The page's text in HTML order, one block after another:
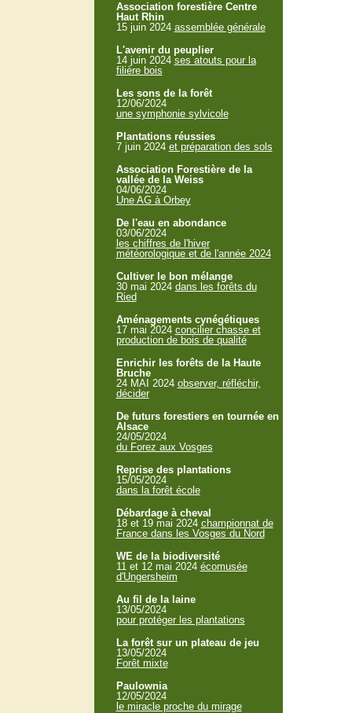
Association forestière Centre
Haut Rhin
15 juin 2024 assemblée générale
L'avenir du peuplier
14 juin 2024 ses atouts pour la
filière bois
Les sons de la forêt
12/06/2024
une symphonie sylvicole
Plantations réussies
7 juin 2024 et préparation des sols
Association Forestière de la
vallée de la Weiss
04/06/2024
Une AG à Orbey
De l'eau en abondance
03/06/2024
les chiffres de l'hiver
météorologique et de l'année 2024
Cultiver le bon mélange
30 mai 2024 dans les forêts du
Ried
Aménagements cynégétiques
17 mai 2024 concilier chasse et
production de bois de qualité
Enrichir les forêts de la Haute
Bruche
24 MAI 2024 observer, réfléchir,
décider
De futurs forestiers en tournée en
Alsace
24/05/2024
du Forez aux Vosges
Reprise des plantations
15/05/2024
dans la forêt école
Débardage à cheval
18 et 19 mai 2024 championnat de
France dans les Vosges du Nord
WE de la biodiversité
11 et 12 mai 2024 écomusée
d'Ungersheim
Au fil de la laine
13/05/2024
pour protéger les plantations
La forêt sur un plateau de jeu
13/05/2024
Forêt mixte
Paulownia
12/05/2024
le miracle proche du mirage